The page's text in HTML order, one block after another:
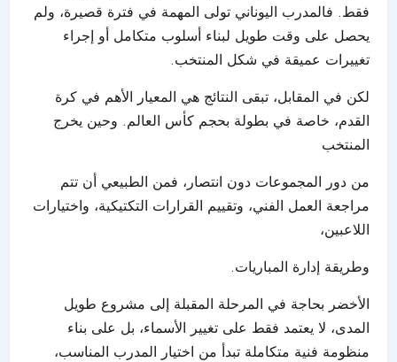
فقط. فالمدرب اليوناني تولى المهمة في فترة قصيرة، ولم
يحصل على وقت طويل لبناء أسلوب متكامل أو إجراء
تغييرات عميقة في شكل المنتخب.
لكن في المقابل، تبقى النتائج هي المعيار الأهم في كرة
القدم، خاصة في بطولة بحجمكأس العالم. وحين يخرج
المنتخب
من دور المجموعات دون انتصار، فمن الطبيعي أن تتم
مراجعة العمل الفني، وتقييم القرارات التكتيكية، واختيارات
اللاعبين،
وطريقة إدارة المباريات.
الأخضر بحاجة في المرحلة المقبلة إلى مشروع طويل
المدى، لا يعتمد فقط على تغيير الأسماء، بل على بناء
منظومة فنية متكاملة تبدأ من اختيار المدرب المناسب،